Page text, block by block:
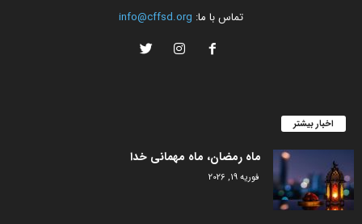
تماس با ما: info@cffsd.org
اخبار بیشتر
ماه رمضان، ماه مهمانی خدا
فوریه 19, 2026